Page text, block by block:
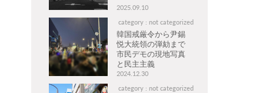
2025.09.10
category : not categorized
韓国戒厳令から尹錫
悦大統領の弾劾まで
市民デモの現地写真
と民主主義
2024.12.30
category : not categorized